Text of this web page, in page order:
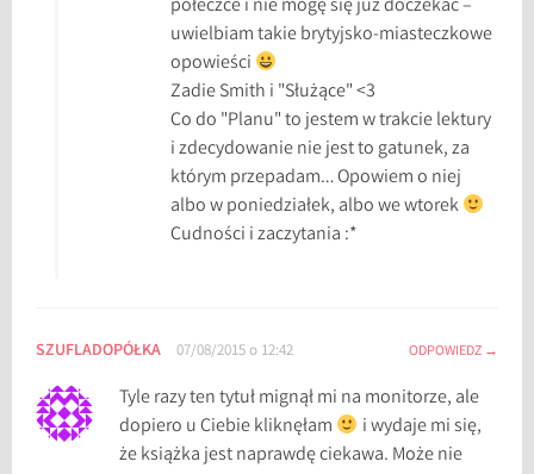
n
o
w
półeczce i nie mogę się już doczekać –
uwielbiam takie brytyjsko-miasteczkowe
opowieści
Zadie Smith i "Służące" <3
Co do "Planu" to jestem w trakcie lektury
i zdecydowanie nie jest to gatunek, za
którym przepadam… Opowiem o niej
albo w poniedziałek, albo we wtorek
Cudności i zaczytania :*
SZUFLADOPÓŁKA 07/08/2015 o 12:42 ODPOWIEDZ
Tyle razy ten tytuł mignął mi na monitorze, ale
dopiero u Ciebie kliknęłam
i wydaje mi się,
że książka jest naprawdę ciekawa. Może nie